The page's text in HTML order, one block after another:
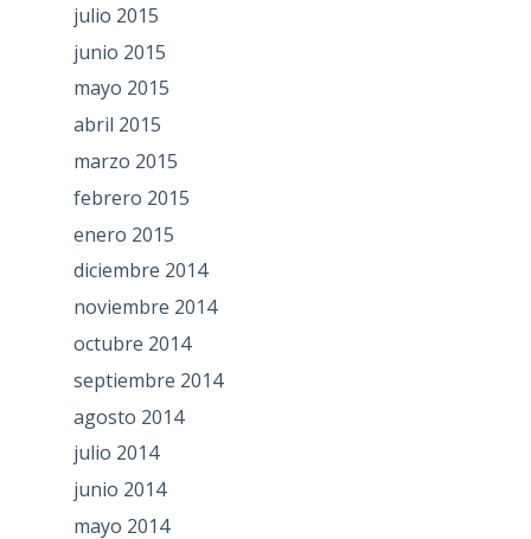
julio 2015
junio 2015
mayo 2015
abril 2015
marzo 2015
febrero 2015
enero 2015
diciembre 2014
noviembre 2014
octubre 2014
septiembre 2014
agosto 2014
julio 2014
junio 2014
mayo 2014